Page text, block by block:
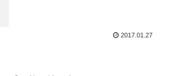
2017.01.27